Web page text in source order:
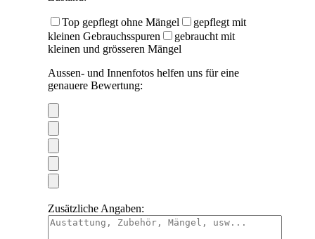
Top gepflegt ohne Mängel
gepflegt mit
kleinen Gebrauchsspuren
gebraucht mit
kleinen und grösseren Mängel
Aussen- und Innenfotos helfen uns für eine
genauere Bewertung:
Zusätzliche Angaben: